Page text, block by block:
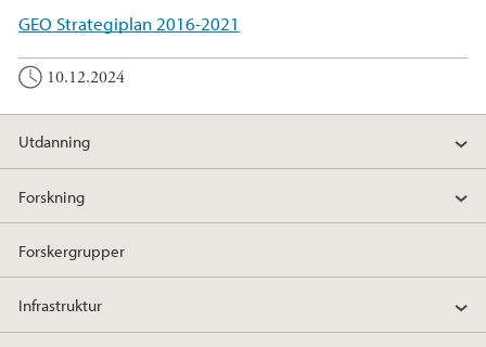
GEO Strategiplan 2016-2021
10.12.2024
Utdanning
Forskning
Forskergrupper
Infrastruktur